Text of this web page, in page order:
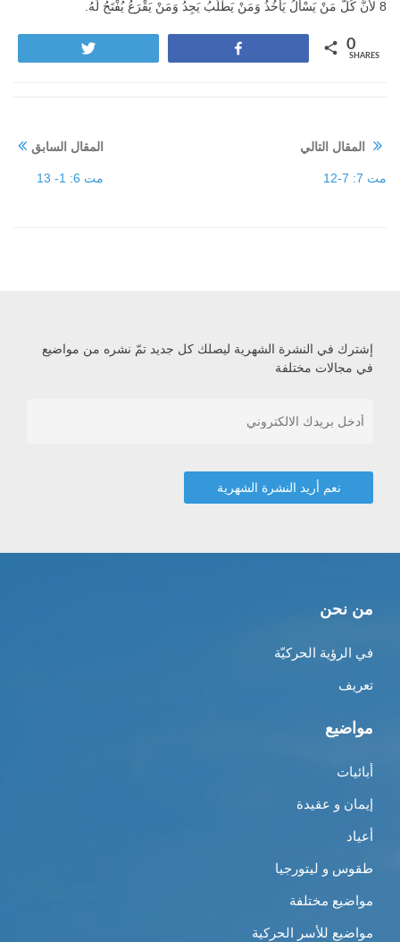
8 لأَنَّ كُلَّ مَنْ يَسْأَلُ يَأْخُذُ وَمَنْ يَطْلُبُ يَجِدُ وَمَنْ يَقْرَعُ يُفْتَحُ لَهُ.
0
SHARES
المقال السابق
مت 6: 1- 13
المقال التالي
مت 7: 7-12
إشترك في النشرة الشهرية ليصلك كل جديد تمّ نشره من مواضيع
في مجالات مختلفة
من نحن
في الرؤية الحركيّة
تعريف
مواضيع
أبائيات
إيمان و عقيدة
أعياد
طقوس و ليتورجيا
مواضيع مختلفة
مواضيع للأسر الحركية